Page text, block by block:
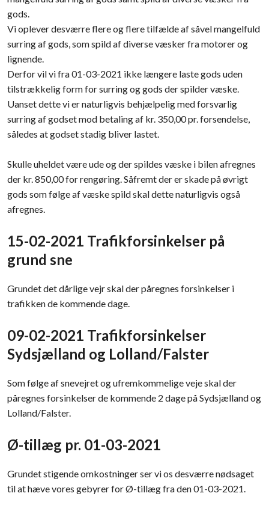
gods.
Vi oplever desværre flere og flere tilfælde af såvel mangelfuld
surring af gods, som spild af diverse væsker fra motorer og
lignende.
Derfor vil vi fra 01-03-2021 ikke længere laste gods uden
tilstrækkelig form for surring og gods der spilder væske.
Uanset dette vi er naturligvis behjælpelig med forsvarlig
surring af godset mod betaling af kr. 350,00 pr. forsendelse,
således at godset stadig bliver lastet.
Skulle uheldet være ude og der spildes væske i bilen afregnes
der kr. 850,00 for rengøring. Såfremt der er skade på øvrigt
gods som følge af væske spild skal dette naturligvis også
afregnes.​
15-02-2021 Trafikforsinkelser på
grund sne
Grundet det dårlige vejr skal der påregnes forsinkelser i
trafikken de kommende dage.
09-02-2021 Trafikforsinkelser
Sydsjælland og Lolland/Falster
Som følge af snevejret og ufremkommelige veje skal der
påregnes forsinkelser de kommende 2 dage på Sydsjælland og
Lolland/Falster.
Ø-tillæg pr. 01-03-2021
Grundet stigende omkostninger ser vi os desværre nødsaget
til at hæve vores gebyrer for Ø-tillæg fra den 01-03-2021.